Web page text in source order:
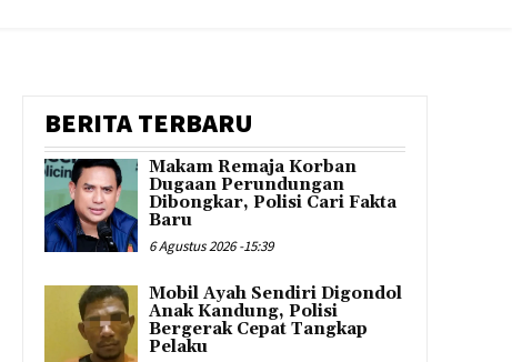
BERITA TERBARU
Makam Remaja Korban
Dugaan Perundungan
Dibongkar, Polisi Cari Fakta
Baru
6 Agustus 2026 -15:39
Mobil Ayah Sendiri Digondol
Anak Kandung, Polisi
Bergerak Cepat Tangkap
Pelaku